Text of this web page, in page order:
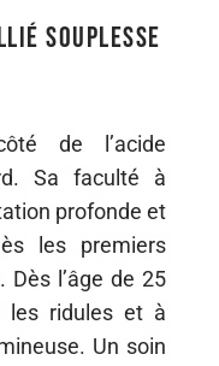
souplesse
de l’acide
Sa faculté à
profonde et
les premiers
l’âge de 25
les ridules et à
Un soin